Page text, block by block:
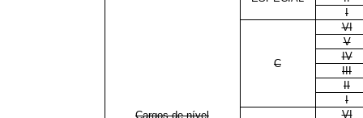
Cargos de nível
I
C
VI
V
IV
III
II
I
VI